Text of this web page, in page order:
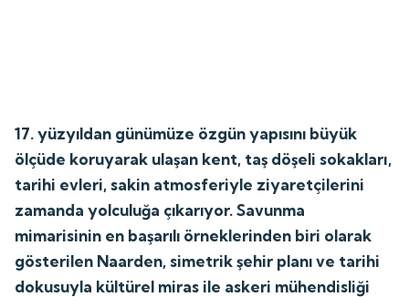
17. yüzyıldan günümüze özgün yapısını büyük
ölçüde koruyarak ulaşan kent, taş döşeli sokakları,
tarihi evleri, sakin atmosferiyle ziyaretçilerini
zamanda yolculuğa çıkarıyor. Savunma
mimarisinin en başarılı örneklerinden biri olarak
gösterilen Naarden, simetrik şehir planı ve tarihi
dokusuyla kültürel miras ile askeri mühendisliği